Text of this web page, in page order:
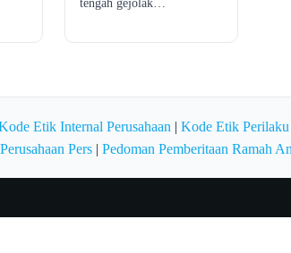
tengah gejolak…
Etik Internal Perusahaan | Kode Etik Perilaku
Pers| Pedoman Pemberitaan Ramah